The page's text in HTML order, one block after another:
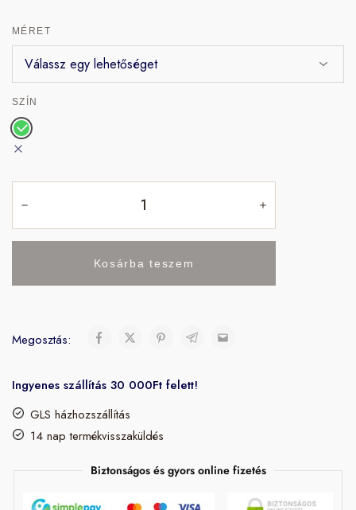
MÉRET
SZÍN
Kosárba teszem
Megosztás:
Ingyenes szállítás 30 000Ft felett!
GLS házhozszállítás
14 nap termékvisszaküldés
Biztonságos és gyors online fizetés